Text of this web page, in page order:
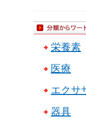
栄養素
医療
エクサ
器具